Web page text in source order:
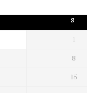
S
1
8
15